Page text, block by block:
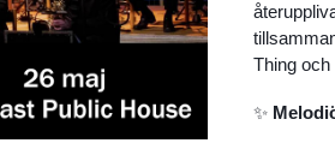
Thing
✨